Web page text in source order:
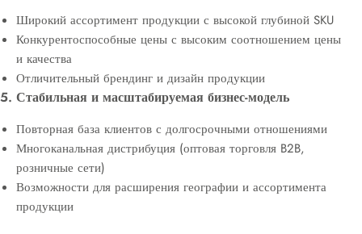
Широкий ассортимент продукции с высокой глубиной SKU
Конкурентоспособные цены с высоким соотношением цены
и качества
Отличительный брендинг и дизайн продукции
5. Стабильная и масштабируемая бизнес-модель
Повторная база клиентов с долгосрочными отношениями
Многоканальная дистрибуция (оптовая торговля B2B,
розничные сети)
Возможности для расширения географии и ассортимента
продукции